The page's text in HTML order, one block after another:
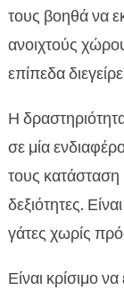
τους βοηθά να
ανοιχτούς
επίπεδα
Η
σε μία
τους κατάσταση
δεξιότητες.
γάτες χωρίς
Είναι κρίσιμο